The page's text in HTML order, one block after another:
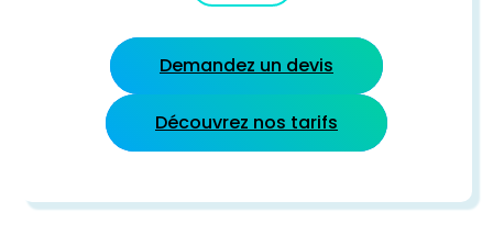
Demandez un devis
Découvrez nos tarifs